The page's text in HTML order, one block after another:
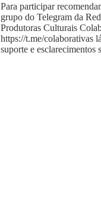
Para participar
grupo do Telegram da
Produtoras Culturais
https://t.me/colaborativas
suporte e esclarecimentos